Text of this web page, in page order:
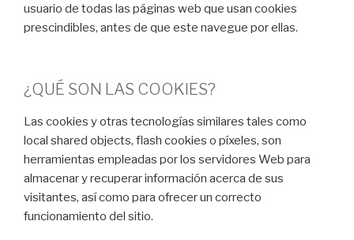
usuario de todas las páginas web que usan cookies
prescindibles, antes de que este navegue por ellas.
¿QUÉ SON LAS COOKIES?
Las cookies y otras tecnologías similares tales como
local shared objects, flash cookies o píxeles, son
herramientas empleadas por los servidores Web para
almacenar y recuperar información acerca de sus
visitantes, así como para ofrecer un correcto
funcionamiento del sitio.